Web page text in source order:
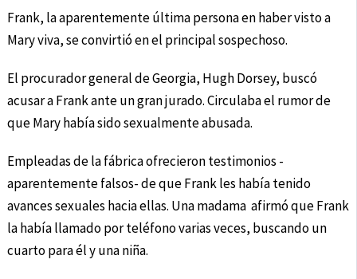
Frank, la aparentemente última persona en haber visto a
Mary viva, se convirtió en el principal sospechoso.
El procurador general de Georgia, Hugh Dorsey, buscó
acusar a Frank ante un gran jurado. Circulaba el rumor de
que Mary había sido sexualmente abusada.
Empleadas de la fábrica ofrecieron testimonios -
aparentemente falsos- de que Frank les había tenido
avances sexuales hacia ellas. Una madama afirmó que Frank
la había llamado por teléfono varias veces, buscando un
cuarto para él y una niña.